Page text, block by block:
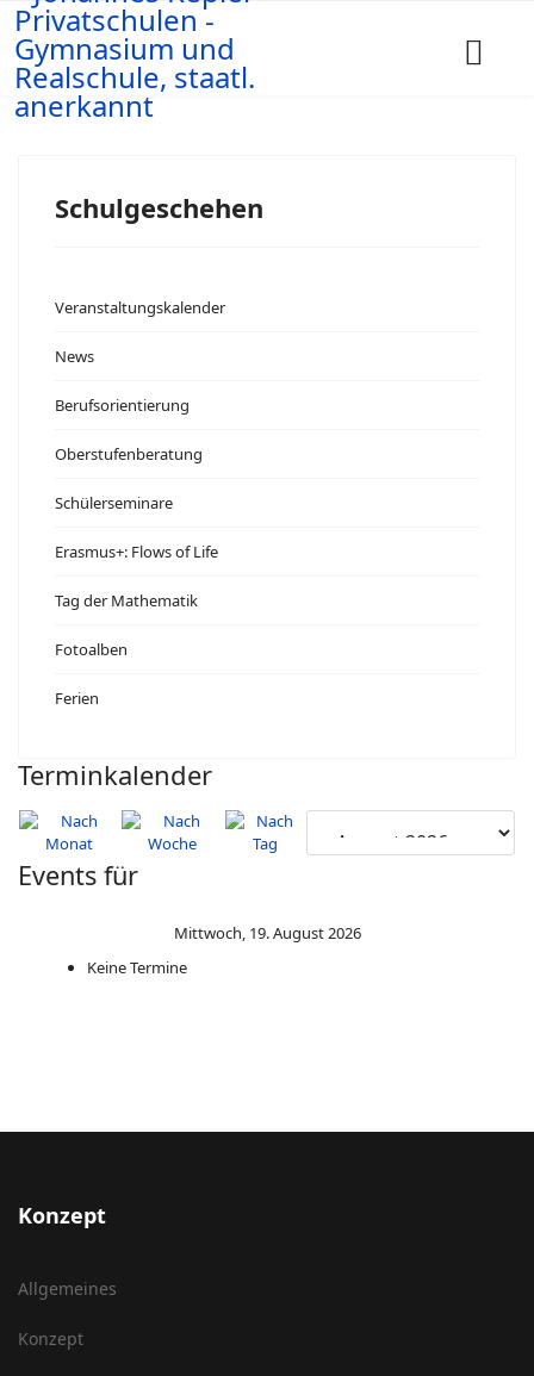
Schulgeschehen
Veranstaltungskalender
News
Berufsorientierung
Oberstufenberatung
Schülerseminare
Erasmus+: Flows of Life
Tag der Mathematik
Fotoalben
Ferien
Terminkalender
Events für
Mittwoch, 19. August 2026
Keine Termine
Konzept
Allgemeines
Konzept